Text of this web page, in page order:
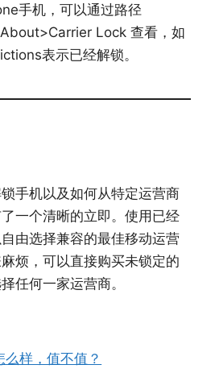
手机，可以通过路径
Lock 查看，如
表示已经解锁。
手机以及如何从特定运营商
一个清晰的立即。使用已经
由选择兼容的最佳移动运营
烦，可以直接购买未锁定的
任何一家运营商。
样，值不值？